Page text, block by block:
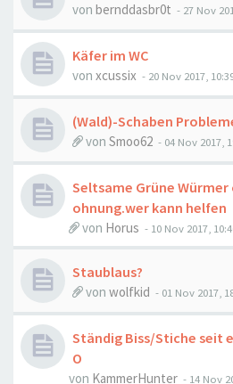
von bernddasbr0t - 27 Nov
Käfer im WC
von xcussix - 20 Nov 2017,
(Wald)-Schaben
von Smoo62 - 04 Nov 2017,
Seltsame Grüne Würmer
ohnung.wer kann helfen
von Horus - 10 Nov 2017,
Staublaus?
von wolfkid - 01 Nov 2017,
Ständig Biss/Stiche seit
O
von KammerHunter - 14 Nov